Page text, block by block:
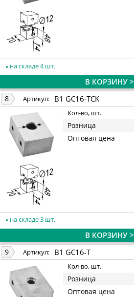
на складе 4 шт.
В КОРЗИНУ >
8 Артикул: B1 GC16-TCK
Кол-во, шт.
Розница
Оптовая цена
на складе 3 шт.
В КОРЗИНУ >
9 Артикул: B1 GC16-Т
Кол-во, шт.
Розница
Оптовая цена